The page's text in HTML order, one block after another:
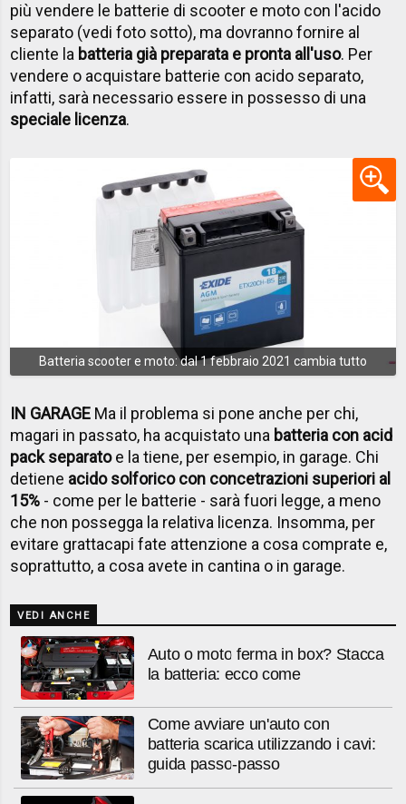
più vendere le batterie di scooter e moto con l'acido
separato (vedi foto sotto), ma dovranno fornire al
cliente la batteria già preparata e pronta all'uso. Per
vendere o acquistare batterie con acido separato,
infatti, sarà necessario essere in possesso di una
speciale licenza.
Batteria scooter e moto: dal 1 febbraio 2021 cambia tutto
IN GARAGE Ma il problema si pone anche per chi,
magari in passato, ha acquistato una batteria con acid
pack separatoe la tiene, per esempio, in garage. Chi
detiene acido solforico con concetrazioni superiori al
15% - come per le batterie - sarà fuori legge, a meno
che non possegga la relativa licenza. Insomma, per
evitare grattacapi fate attenzione a cosa comprate e,
soprattutto, a cosa avete in cantina o in garage.
VEDI ANCHE
Auto o moto ferma in box? Stacca
la batteria: ecco come
Come avviare un'auto con
batteria scarica utilizzando i cavi:
guida passo-passo